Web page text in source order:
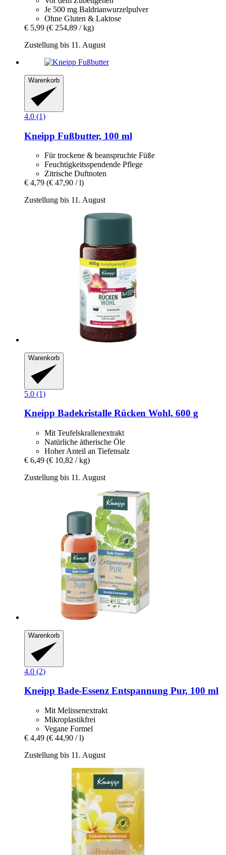
Je 500 mg Baldrianwurzelpulver
Ohne Gluten & Laktose
€ 5,99 (€ 254,89 / kg)
Zustellung bis 11. August
Warenkorb
4.0 (1)
Kneipp Fußbutter, 100 ml
Für trockene & beanspruchte Füße
Feuchtigkeitsspendende Pflege
Zitrische Duftnoten
€ 4,79 (€ 47,90 / l)
Zustellung bis 11. August
Warenkorb
5.0 (1)
Kneipp Badekristalle Rücken Wohl, 600 g
Mit Teufelskrallenextrakt
Natürliche ätherische Öle
Hoher Anteil an Tiefensalz
€ 6,49 (€ 10,82 / kg)
Zustellung bis 11. August
Warenkorb
4.0 (2)
Kneipp Bade-​Essenz Entspannung Pur, 100 ml
Mit Melissenextrakt
Mikroplastikfrei
Vegane Formel
€ 4,49 (€ 44,90 / l)
Zustellung bis 11. August